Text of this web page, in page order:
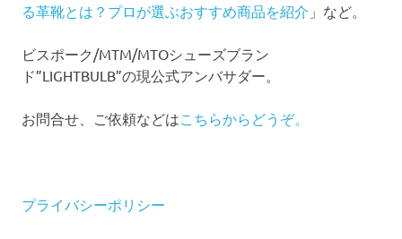
る革靴とは？プロが選ぶおすすめ商品を紹介 」など。
ビスポーク/MTM/MTOシューズブラン
ド”LIGHTBULB”の現公式アンバサダー。
お問合せ、ご依頼などは こちらからどうぞ。
プライバシーポリシー